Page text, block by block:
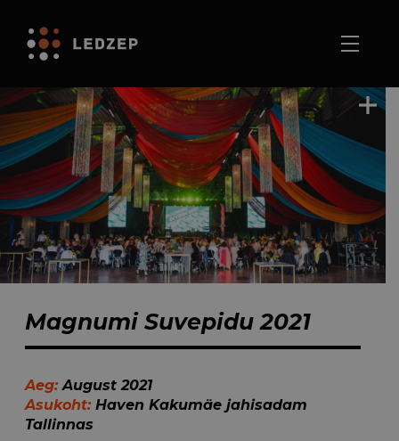
Magnumi Suvepidu 2021
Aeg: August 2021
Asukoht: Haven Kakumäe jahisadam
Tallinnas